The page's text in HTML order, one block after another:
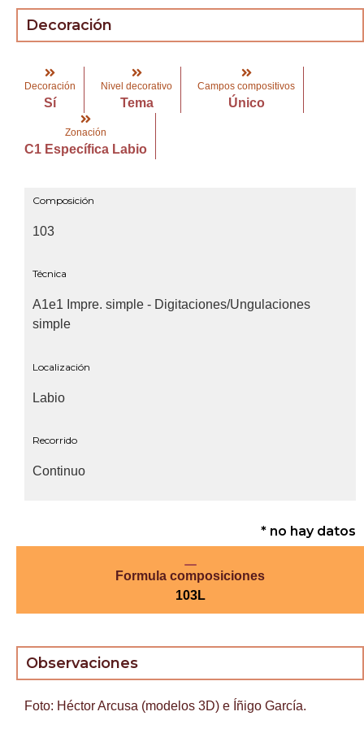
Decoración
Decoración
Sí
Nivel decorativo
Tema
Campos compositivos
Único
Zonación
C1 Específica Labio
Composición
103
Técnica
A1e1 Impre. simple - Digitaciones/Ungulaciones
simple
Localización
Labio
Recorrido
Continuo
* no hay datos
Formula composiciones
103L
Observaciones
Foto: Héctor Arcusa (modelos 3D) e Íñigo García.